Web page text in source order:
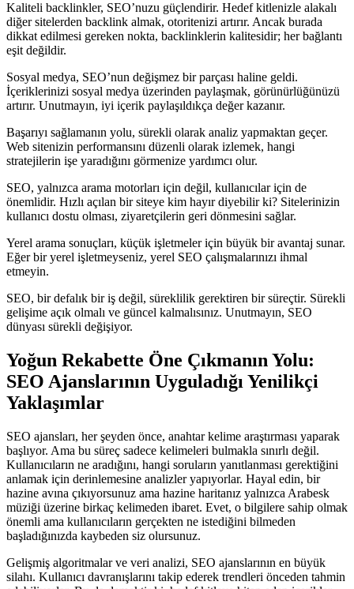
Kaliteli backlinkler, SEO’nuzu güçlendirir. Hedef kitlenizle alakalı
diğer sitelerden backlink almak, otoritenizi artırır. Ancak burada
dikkat edilmesi gereken nokta, backlinklerin kalitesidir; her bağlantı
eşit değildir.
Sosyal medya, SEO’nun değişmez bir parçası haline geldi.
İçeriklerinizi sosyal medya üzerinden paylaşmak, görünürlüğünüzü
artırır. Unutmayın, iyi içerik paylaşıldıkça değer kazanır.
Başarıyı sağlamanın yolu, sürekli olarak analiz yapmaktan geçer.
Web sitenizin performansını düzenli olarak izlemek, hangi
stratejilerin işe yaradığını görmenize yardımcı olur.
SEO, yalnızca arama motorları için değil, kullanıcılar için de
önemlidir. Hızlı açılan bir siteye kim hayır diyebilir ki? Sitelerinizin
kullanıcı dostu olması, ziyaretçilerin geri dönmesini sağlar.
Yerel arama sonuçları, küçük işletmeler için büyük bir avantaj sunar.
Eğer bir yerel işletmeyseniz, yerel SEO çalışmalarınızı ihmal
etmeyin.
SEO, bir defalık bir iş değil, süreklilik gerektiren bir süreçtir. Sürekli
gelişime açık olmalı ve güncel kalmalısınız. Unutmayın, SEO
dünyası sürekli değişiyor.
Yoğun Rekabette Öne Çıkmanın Yolu:
SEO Ajanslarının Uyguladığı Yenilikçi
Yaklaşımlar
SEO ajansları, her şeyden önce, anahtar kelime araştırması yaparak
başlıyor. Ama bu süreç sadece kelimeleri bulmakla sınırlı değil.
Kullanıcıların ne aradığını, hangi soruların yanıtlanması gerektiğini
anlamak için derinlemesine analizler yapıyorlar. Hayal edin, bir
hazine avına çıkıyorsunuz ama hazine haritanız yalnızca Arabesk
müziği üzerine birkaç kelimeden ibaret. Evet, o bilgilere sahip olmak
önemli ama kullanıcıların gerçekten ne istediğini bilmeden
başladığınızda kaybeden siz olursunuz.
Gelişmiş algoritmalar ve veri analizi, SEO ajanslarının en büyük
silahı. Kullanıcı davranışlarını takip ederek trendleri önceden tahmin